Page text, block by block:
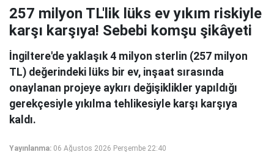
257 milyon TL'lik lüks ev yıkım riskiyle
karşı karşıya! Sebebi komşu şikâyeti
İngiltere'de yaklaşık 4 milyon sterlin (257 milyon
TL) değerindeki lüks bir ev, inşaat sırasında
onaylanan projeye aykırı değişiklikler yapıldığı
gerekçesiyle yıkılma tehlikesiyle karşı karşıya
kaldı.
Yayınlanma: 06 Ağustos 2026 Perşembe 22:40